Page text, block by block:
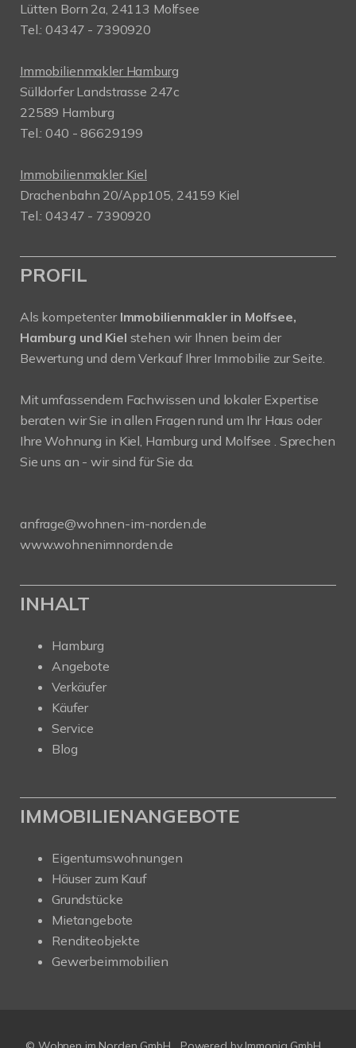
Lütten Born 2a, 24113 Molfsee
Tel.: 04347 - 7390920
Immobilienmakler Hamburg
Sülldorfer Landstrasse 247c
22589 Hamburg
Tel.: 040 - 86629199
Immobilienmakler Kiel
Drachenbahn 20/App105, 24159 Kiel
Tel.: 04347 - 7390920
PROFIL
Als kompetenter Immobilienmakler in Molfsee,
Hamburg und Kiel stehen wir Ihnen beim der
Bewertung und dem Verkauf Ihrer Immobilie zur Seite.
Mit umfassendem Fachwissen und lokaler Expertise
beraten wir Sie in allen Fragen rund um Ihr Haus oder
Ihre Wohnung in Kiel, Hamburg und Molfsee . Sprechen
Sie uns an - wir sind für Sie da.
anfrage@wohnen-im-norden.de
www.wohnenimnorden.de
INHALT
Hamburg
Angebote
Verkäufer
Käufer
Service
Blog
IMMOBILIENANGEBOTE
Eigentumswohnungen
Häuser zum Kauf
Grundstücke
Mietangebote
Renditeobjekte
Gewerbeimmobilien